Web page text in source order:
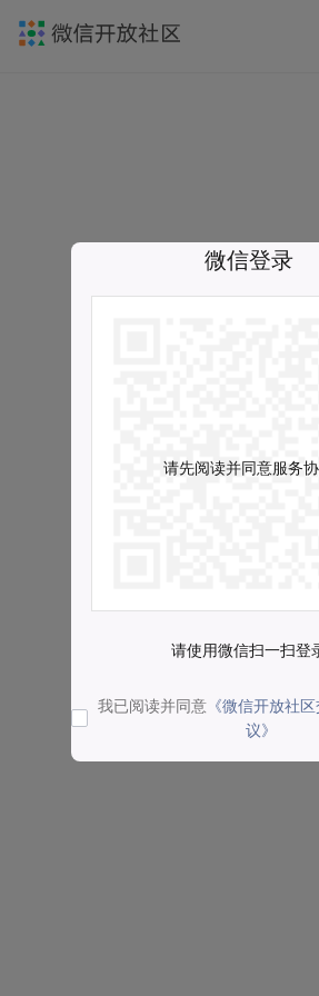
微信登录
请先阅读并同意服务
请使用微信扫一扫登
我已阅读并同意 《微信开放社
议》